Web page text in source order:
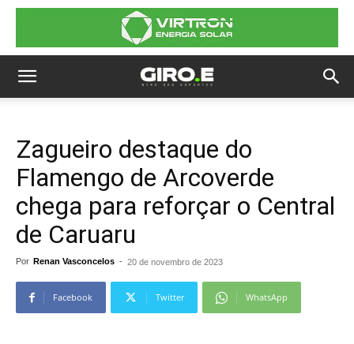
Zagueiro destaque do
Flamengo de Arcoverde
chega para reforçar o Central
de Caruaru
Por Renan Vasconcelos - 20 de novembro de 2023
Facebook Twitter WhatsApp